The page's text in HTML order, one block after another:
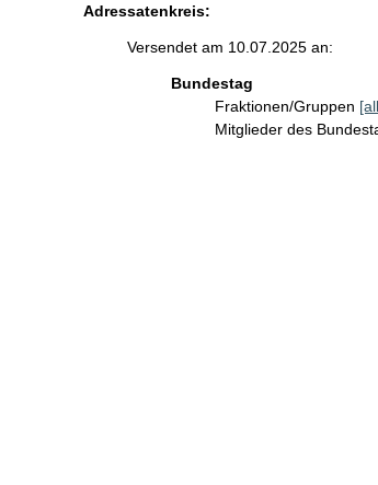
Adressatenkreis:
Versendet am 10.07.2025 an:
Bundestag
Fraktionen/Gruppen
Mitglieder des